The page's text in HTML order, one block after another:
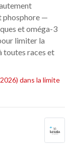
phosphore —
et oméga-3
limiter la
toutes races et
dans la limite